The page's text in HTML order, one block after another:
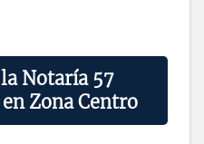
Notaría 57
Zona Centro